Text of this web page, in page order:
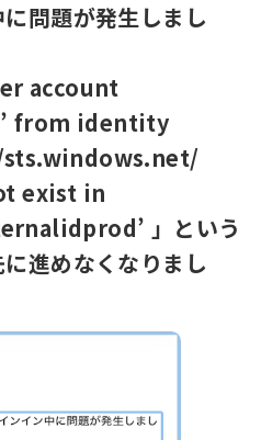
問題が発生しまし
account
identity
exist in
」という
進めなくなりまし